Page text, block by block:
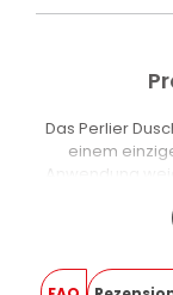
Das Perlier
einem
Anwendung
glänzender.
und Panthenol.